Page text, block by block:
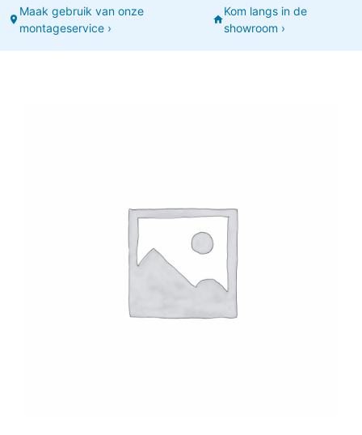
Maak gebruik van onze
montageservice ›
Kom langs in de
showroom ›